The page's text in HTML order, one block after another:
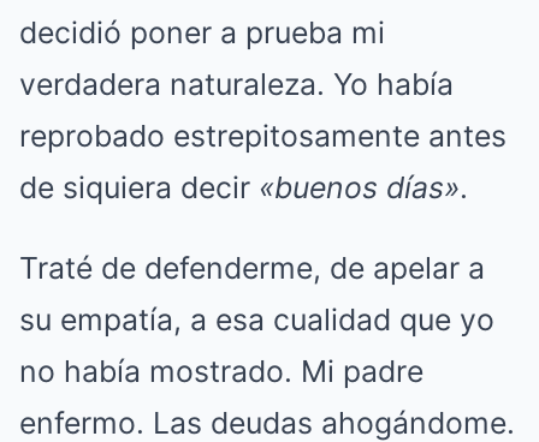
decidió poner a prueba mi
verdadera naturaleza. Yo había
reprobado estrepitosamente antes
de siquiera decir «buenos días».
Traté de defenderme, de apelar a
su empatía, a esa cualidad que yo
no había mostrado. Mi padre
enfermo. Las deudas ahogándome.